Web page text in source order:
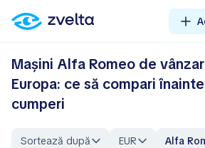
Mașini Alfa Romeo de
Europa: ce să compari
cumperi
Sortează după EUR
Alfa